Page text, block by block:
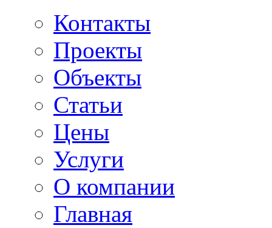
Контакты
Проекты
Объекты
Статьи
Цены
Услуги
О компании
Главная